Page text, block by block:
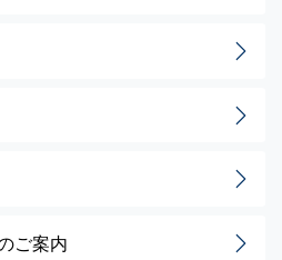
ご案内